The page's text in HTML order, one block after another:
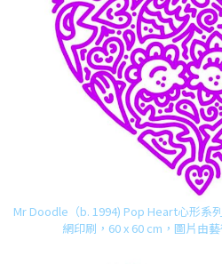
Mr Doodle（b. 1994) Pop Heart心形系
網印刷，60 x 60 cm，圖片由